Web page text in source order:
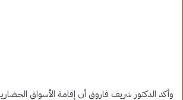
وأكد الدكتور شريف فاروق أن إقامة الأسواق